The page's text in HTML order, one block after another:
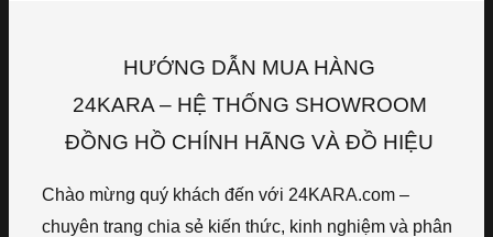
HƯỚNG DẪN MUA HÀNG
24KARA – HỆ THỐNG SHOWROOM
ĐỒNG HỒ CHÍNH HÃNG VÀ ĐỒ HIỆU
Chào mừng quý khách đến với 24KARA.com –
chuyên trang chia sẻ kiến thức, kinh nghiệm và phân